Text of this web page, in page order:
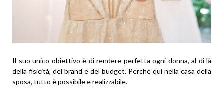
Il suo unico obiettivo è di rendere perfetta ogni donna, al di là
della fisicità, del brand e del budget. Perché qui nella casa della
sposa, tutto è possibile e realizzabile.